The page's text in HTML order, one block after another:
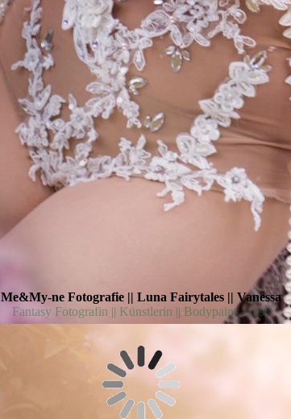
Me&My-ne Fotografie || Luna Fairytales || Vanessa
Fantasy Fotografin || Künstlerin || Bodypaint Artist